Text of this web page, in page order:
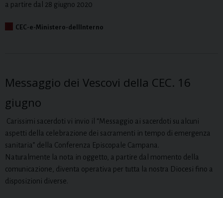
a partire dal 28 giugno 2020
CEC-e-Ministero-dellInterno
Messaggio dei Vescovi della CEC. 16
giugno
Carissimi sacerdoti vi invio il “Messaggio ai sacerdoti su alcuni
aspetti della celebrazione dei sacramenti in tempo di emergenza
sanitaria” della Conferenza Episcopale Campana.
Naturalmente la nota in oggetto, a partire dal momento della
comunicazione, diventa operativa per tutta la nostra Diocesi fino a
disposizioni diverse.